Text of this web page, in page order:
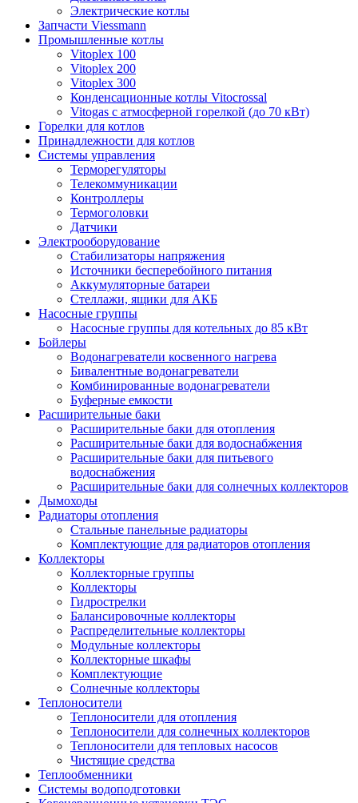
Электрические котлы
Запчасти Viessmann
Промышленные котлы
Vitoplex 100
Vitoplex 200
Vitoplex 300
Конденсационные котлы Vitocrossal
Vitogas с атмосферной горелкой (до 70 кВт)
Горелки для котлов
Принадлежности для котлов
Системы управления
Терморегуляторы
Телекоммуникации
Контроллеры
Термоголовки
Датчики
Электрооборудование
Стабилизаторы напряжения
Источники бесперебойного питания
Аккумуляторные батареи
Стеллажи, ящики для АКБ
Насосные группы
Насосные группы для котельных до 85 кВт
Бойлеры
Водонагреватели косвенного нагрева
Бивалентные водонагреватели
Комбинированные водонагреватели
Буферные емкости
Расширительные баки
Расширительные баки для отопления
Расширительные баки для водоснабжения
Расширительные баки для питьевого
водоснабжения
Расширительные баки для солнечных коллекторов
Дымоходы
Радиаторы отопления
Стальные панельные радиаторы
Комплектующие для радиаторов отопления
Коллекторы
Коллекторные группы
Коллекторы
Гидрострелки
Балансировочные коллекторы
Распределительные коллекторы
Модульные коллекторы
Коллекторные шкафы
Комплектующие
Солнечные коллекторы
Теплоносители
Теплоносители для отопления
Теплоносители для солнечных коллекторов
Теплоносители для тепловых насосов
Чистящие средства
Теплообменники
Системы водоподготовки